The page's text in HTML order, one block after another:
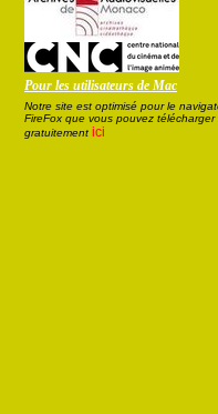
Pour les utilisateurs de Mac
Notre site est optimisé pour le
FireFox que vous pouvez télécharger
gratuitement ici